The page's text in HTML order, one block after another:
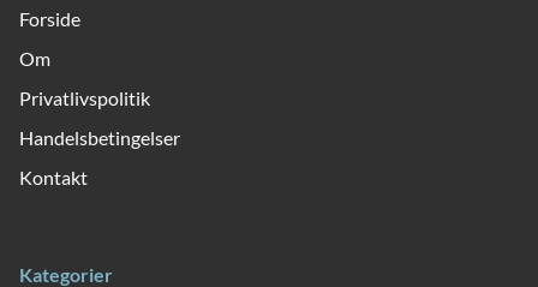
Forside
Om
Privatlivspolitik
Handelsbetingelser
Kontakt
Kategorier